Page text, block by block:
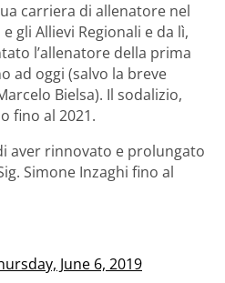
carriera di allenatore nel
gli Allievi Regionali e da lì,
l’allenatore della prima
ad oggi (salvo la breve
Bielsa). Il sodalizio,
fino al 2021.
aver rinnovato e prolungato
Simone Inzaghi fino al
June 6, 2019